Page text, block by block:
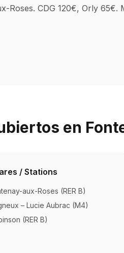
Roses. CDG 120€, Orly 65€.
en
/ Stations
aux-Roses (RER B)
– Lucie Aubrac (M4)
(RER B)